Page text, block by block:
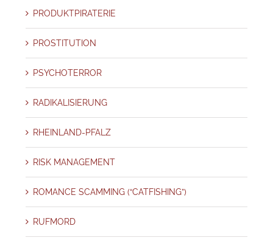
PRODUKTPIRATERIE
PROSTITUTION
PSYCHOTERROR
RADIKALISIERUNG
RHEINLAND-PFALZ
RISK MANAGEMENT
ROMANCE SCAMMING (“CATFISHING”)
RUFMORD